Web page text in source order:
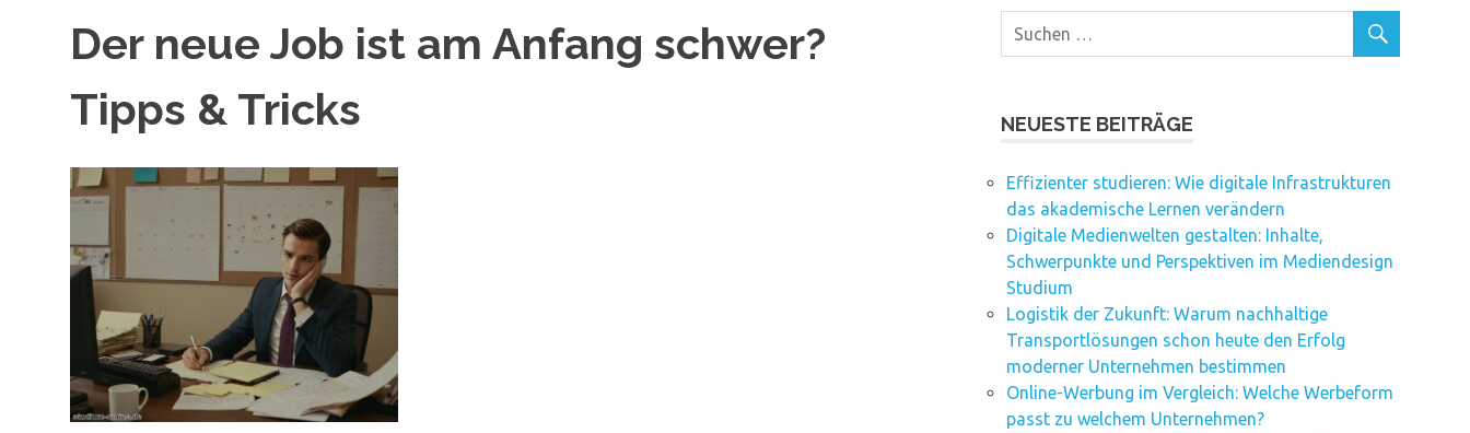
Der neue Job ist am Anfang schwer?
Tipps & Tricks
NEUESTE BEITRÄGE
Effizienter studieren: Wie digitale Infrastrukturen
das akademische Lernen verändern
Digitale Medienwelten gestalten: Inhalte,
Schwerpunkte und Perspektiven im Mediendesign
Studium
Logistik der Zukunft: Warum nachhaltige
Transportlösungen schon heute den Erfolg
moderner Unternehmen bestimmen
Online-Werbung im Vergleich: Welche Werbeform
passt zu welchem Unternehmen?